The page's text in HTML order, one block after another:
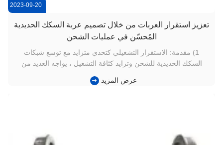
2023-09-20
تعزيز استقرار العربات من خلال تصميم عربة السكك الحديدية
المُحسّن في عمليات الشحن
1) مقدمة: الاستقرار التشغيلي كتحدي متزايد مع توسع شبكات
السكك الحديدية للشحن وتزايد كثافة التشغيل ، يواجه العديد من
وتعب المكونات وزيادة ضغط الصيانة.على وجه الخصوص، من
عرض المزيد